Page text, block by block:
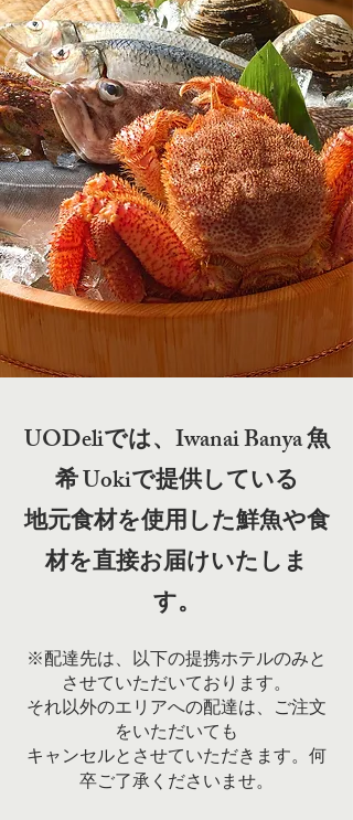
UODeliでは、Iwanai Banya 魚
希 Uokiで提供している
地元食材を使用した鮮魚や食
材を直接お届けいたしま
す。
​※配達先は、以下の提携ホテルのみと
させていただいております。
​それ以外のエリアへの配達は、ご注文
をいただいても
キャンセルとさせていただきます。何
卒ご了承くださいませ。